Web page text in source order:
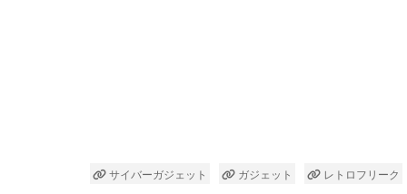
サイバーガジェット ガジェット レトロフリーク